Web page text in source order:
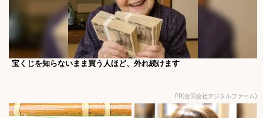
宝くじを知らないまま買う人ほど、外れ続けます
PR(合同会社デジタルファーム)